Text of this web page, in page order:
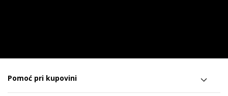
Pomoć pri kupovini